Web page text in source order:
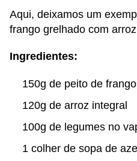
Aqui, deixamos um
frango grelhado com
Ingredientes:
150g de peito de
120g de arroz integral
100g de legumes no
1 colher de sopa de